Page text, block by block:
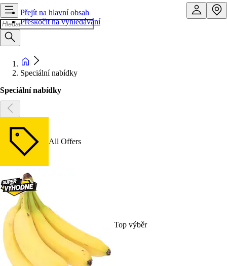
Přejít na hlavní obsah
Přeskočit na vyhledávání
Speciální nabídky
Speciální nabídky
All Offers
Top výběr